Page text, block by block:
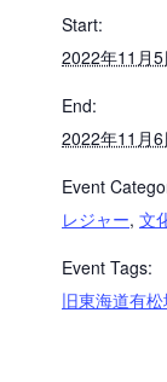
Start:
2022年11月5
End:
2022年11月6
Event
レジャー, 文
Event Tags:
旧東海道有